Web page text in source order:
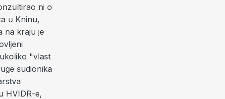
ni o
u Kninu,
na kraju je
"vlast
sudionika
HVIDR-e,